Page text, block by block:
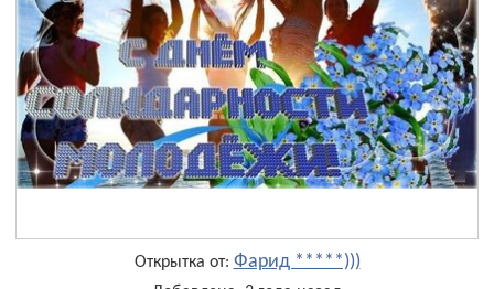
Открытка от: Фарид *****)))